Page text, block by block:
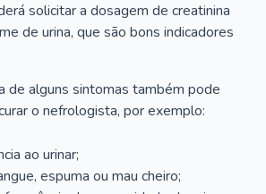
solicitar a dosagem de creatinina
de urina, que são bons indicadores
de alguns sintomas também pode
o nefrologista, por exemplo:
ao urinar;
espuma ou mau cheiro;